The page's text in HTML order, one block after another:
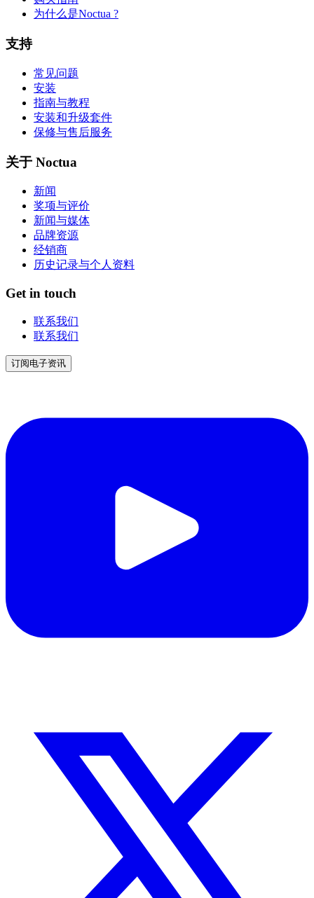
为什么是Noctua ?
支持
常见问题
安装
指南与教程
安装和升级套件
保修与售后服务
关于 Noctua
新闻
奖项与评价
新闻与媒体
品牌资源
经销商
历史记录与个人资料
Get in touch
联系我们
联系我们
订阅电子资讯